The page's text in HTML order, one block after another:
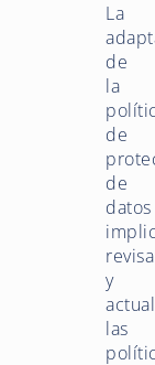
La
de
la
de
de
datos
y
las